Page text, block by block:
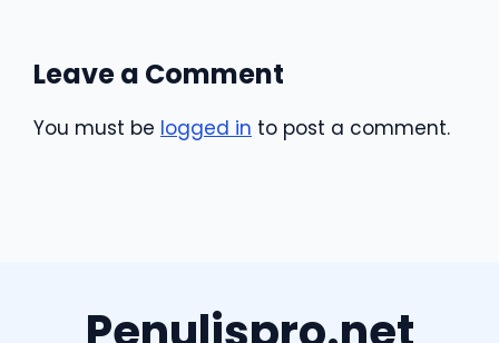
Leave a Comment
You must be logged in to post a comment.